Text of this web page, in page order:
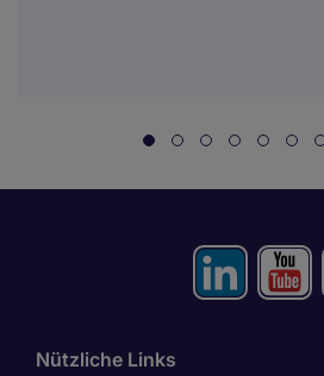
Nützliche Links